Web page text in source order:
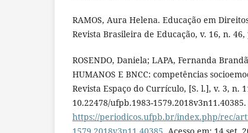
RAMOS, Aura Helena. Educação em
Revista Brasileira de Educação, v. 16, n.
ROSENDO, Daniela; LAPA, Fernanda
HUMANOS E BNCC: competências
Revista Espaço do Currículo, [S. l.], v. 3, n.
10.22478/ufpb.1983-
https://periodicos.ufpb.br/index.php/rec/
1579.2018v3n11.40385 . Acesso em: 14 set.